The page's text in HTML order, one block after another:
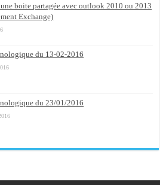
boite partagée avec outlook 2010 ou 2013
Exchange)
du 13-02-2016
du 23/01/2016